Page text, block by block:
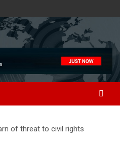
of threat to civil rights